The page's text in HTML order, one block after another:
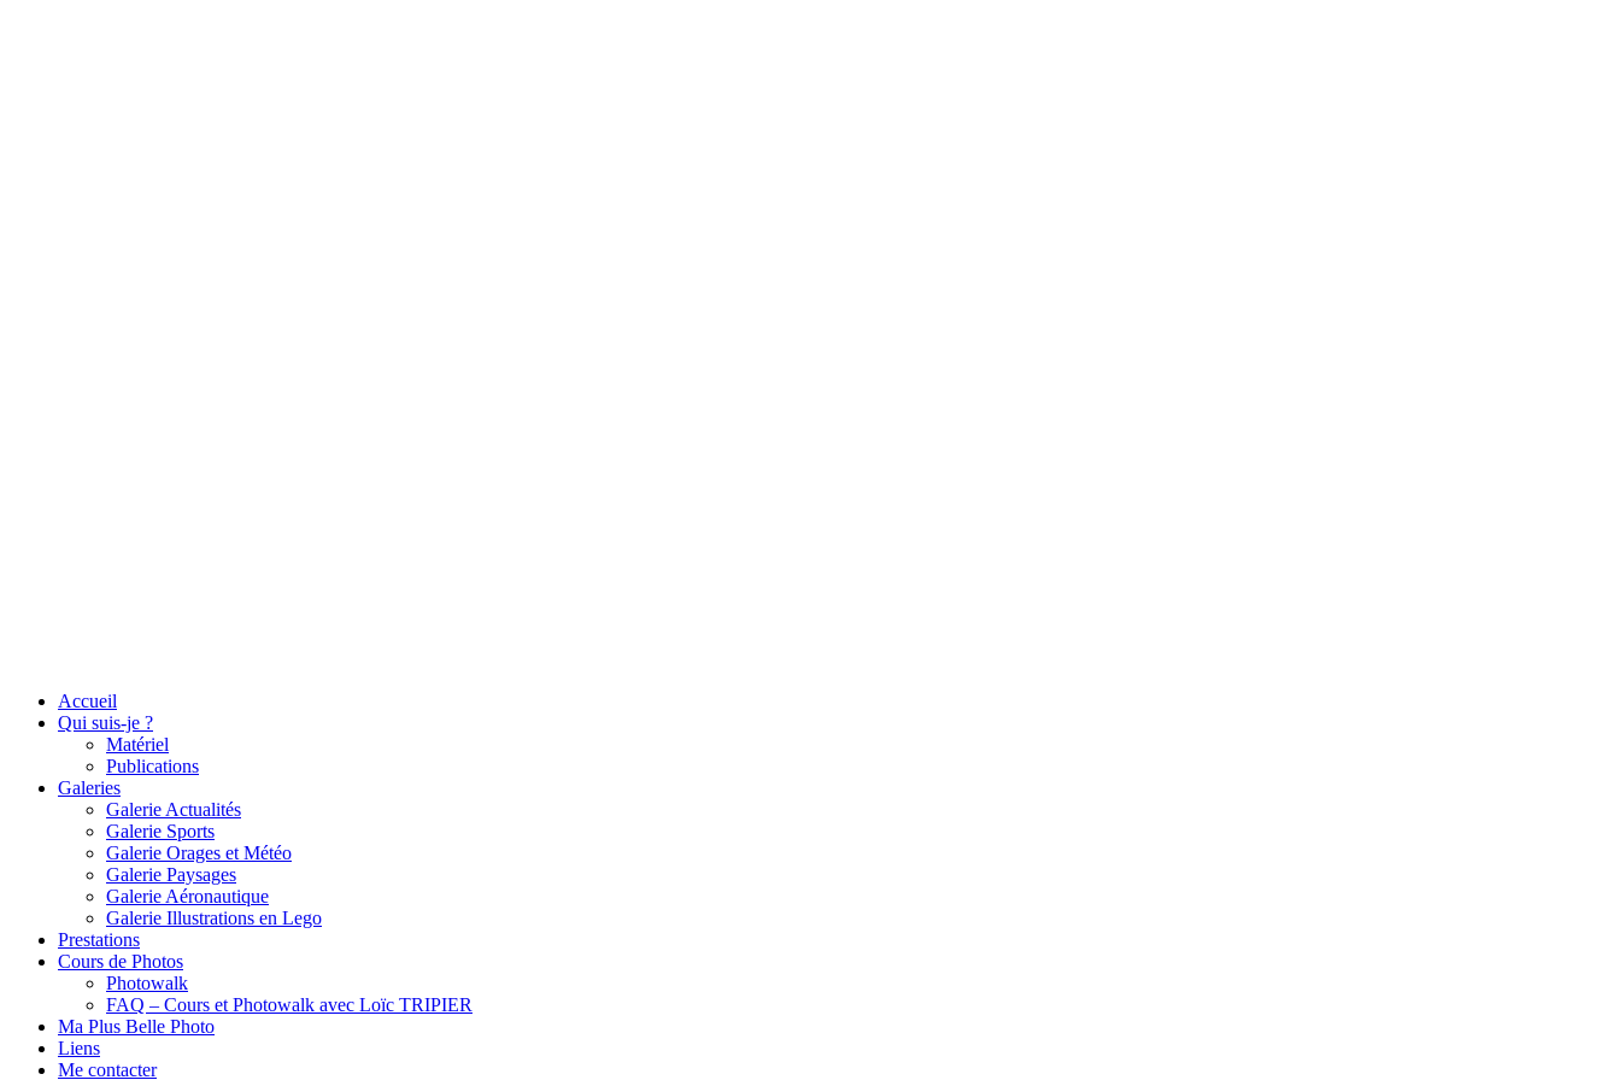
Accueil
Qui suis-je ?
Matériel
Publications
Galeries
Galerie Actualités
Galerie Sports
Galerie Orages et Météo
Galerie Paysages
Galerie Aéronautique
Galerie Illustrations en Lego
Prestations
Cours de Photos
Photowalk
FAQ – Cours et Photowalk avec Loïc TRIPIER
Ma Plus Belle Photo
Liens
Me contacter